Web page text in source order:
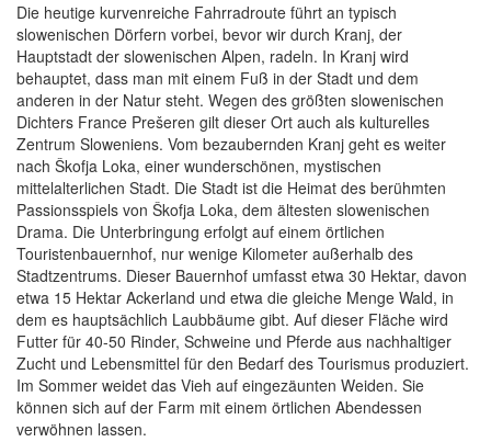
Die heutige kurvenreiche Fahrradroute führt an typisch
slowenischen Dörfern vorbei, bevor wir durch Kranj, der
Hauptstadt der slowenischen Alpen, radeln. In Kranj wird
behauptet, dass man mit einem Fuß in der Stadt und dem
anderen in der Natur steht. Wegen des größten slowenischen
Dichters France Prešeren gilt dieser Ort auch als kulturelles
Zentrum Sloweniens. Vom bezaubernden Kranj geht es weiter
nach Škofja Loka, einer wunderschönen, mystischen
mittelalterlichen Stadt. Die Stadt ist die Heimat des berühmten
Passionsspiels von Škofja Loka, dem ältesten slowenischen
Drama. Die Unterbringung erfolgt auf einem örtlichen
Touristenbauernhof, nur wenige Kilometer außerhalb des
Stadtzentrums. Dieser Bauernhof umfasst etwa 30 Hektar, davon
etwa 15 Hektar Ackerland und etwa die gleiche Menge Wald, in
dem es hauptsächlich Laubbäume gibt. Auf dieser Fläche wird
Futter für 40-50 Rinder, Schweine und Pferde aus nachhaltiger
Zucht und Lebensmittel für den Bedarf des Tourismus produziert.
Im Sommer weidet das Vieh auf eingezäunten Weiden. Sie
können sich auf der Farm mit einem örtlichen Abendessen
verwöhnen lassen.